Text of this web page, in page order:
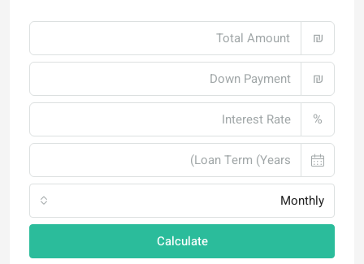
₪
₪
%
Monthly
Calculate